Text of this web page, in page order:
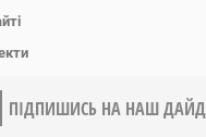
ПІДПИШИСЬ НА НАШ